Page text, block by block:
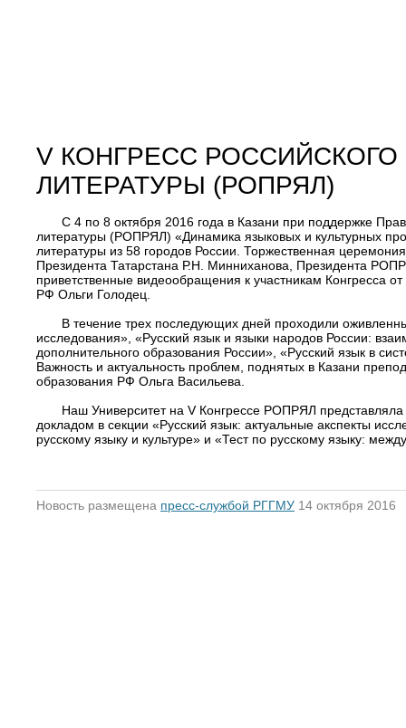
V КОНГРЕСС
ЛИТЕРАТУРЫ (РОПРЯЛ)
С 4 по 8 октября 2016 года в Казани при поддержке
литературы (РОПРЯЛ) «Динамика языковых и культурных
литературы из 58 городов России. Торжественная
Президента Татарстана Р.Н. Минниханова, Президента
приветственные видеообращения к участникам Конгресса
РФ Ольги Голодец.
В течение трех последующих дней проходили
исследования», «Русский язык и языки народов России:
дополнительного образования России», «Русский язык в
Важность и актуальность проблем, поднятых в Казани
образования РФ Ольга Васильева.
Наш Университет на V Конгрессе РОПРЯЛ представляла
докладом в секции «Русский язык: актуальные акспекты
русскому языку и культуре» и «Тест по русскому языку:
Новость размещена пресс-службой РГГМУ 14 октября 2016